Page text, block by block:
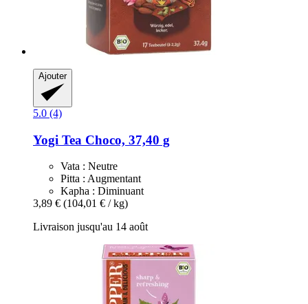
Ajouter
5.0 (4)
Yogi Tea Choco, 37,40 g
Vata : Neutre
Pitta : Augmentant
Kapha : Diminuant
3,89 € (104,01 € / kg)
Livraison jusqu'au 14 août